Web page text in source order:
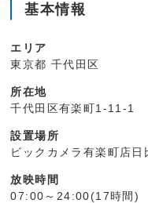
基本情報
エリア
東京都 千代田区
所在地
千代田区有楽町1-11-1
設置場所
ビックカメラ有楽町店日
放映時間
07:00～24:00(17時間)